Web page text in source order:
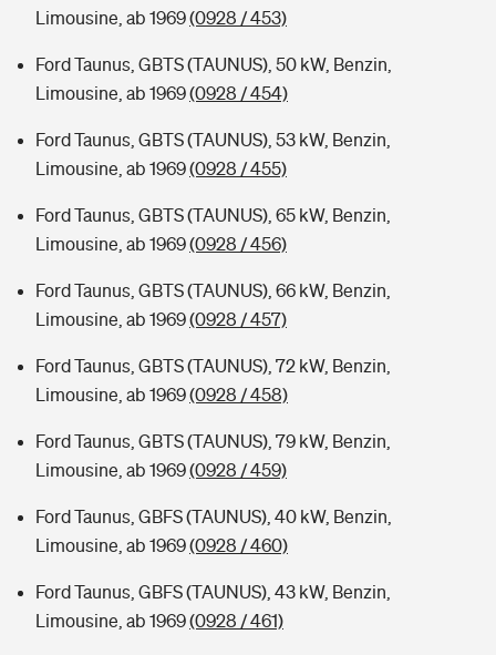
Limousine, ab 1969(0928 / 453)
Ford Taunus, GBTS (TAUNUS), 50 kW, Benzin,
Limousine, ab 1969(0928 / 454)
Ford Taunus, GBTS (TAUNUS), 53 kW, Benzin,
Limousine, ab 1969(0928 / 455)
Ford Taunus, GBTS (TAUNUS), 65 kW, Benzin,
Limousine, ab 1969(0928 / 456)
Ford Taunus, GBTS (TAUNUS), 66 kW, Benzin,
Limousine, ab 1969(0928 / 457)
Ford Taunus, GBTS (TAUNUS), 72 kW, Benzin,
Limousine, ab 1969(0928 / 458)
Ford Taunus, GBTS (TAUNUS), 79 kW, Benzin,
Limousine, ab 1969(0928 / 459)
Ford Taunus, GBFS (TAUNUS), 40 kW, Benzin,
Limousine, ab 1969(0928 / 460)
Ford Taunus, GBFS (TAUNUS), 43 kW, Benzin,
Limousine, ab 1969(0928 / 461)